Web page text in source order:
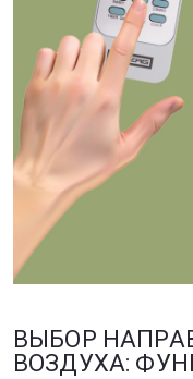
ВЫБОР
ВОЗДУХА: